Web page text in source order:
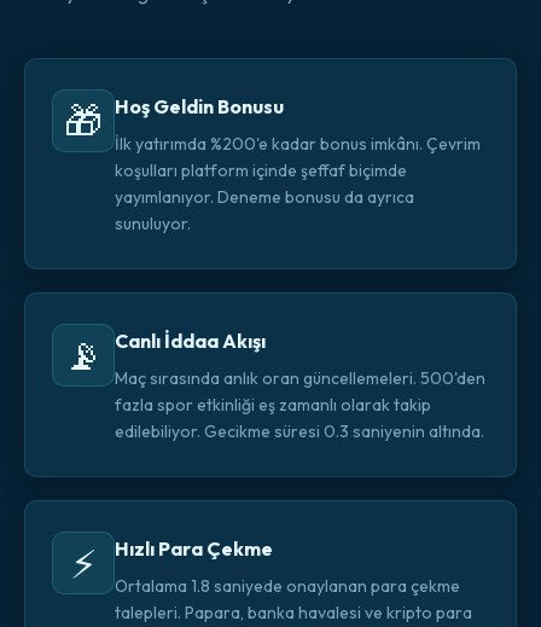
🎁 Hoş Geldin Bonusu
İlk yatırımda %200'e kadar bonus imkânı. Çevrim
koşulları platform içinde şeffaf biçimde
yayımlanıyor. Deneme bonusu da ayrıca
sunuluyor.
📡 Canlı İddaa Akışı
Maç sırasında anlık oran güncellemeleri. 500'den
fazla spor etkinliği eş zamanlı olarak takip
edilebiliyor. Gecikme süresi 0.3 saniyenin altında.
⚡ Hızlı Para Çekme
Ortalama 1.8 saniyede onaylanan para çekme
talepleri. Papara, banka havalesi ve kripto para